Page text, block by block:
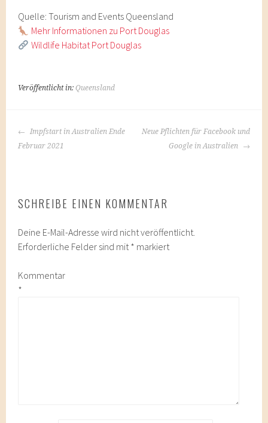
Quelle: Tourism and Events Queensland
Mehr Informationen zu Port Douglas
Wildlife Habitat Port Douglas
Veröffentlicht in:Queensland
BEITRAGS-
NAVIGATION
Impfstart in Australien Ende
Februar 2021
Neue Pflichten für Facebook und
Google in Australien
SCHREIBE EINEN KOMMENTAR
Deine E-Mail-Adresse wird nicht veröffentlicht.
Erforderliche Felder sind mit * markiert
Kommentar
*